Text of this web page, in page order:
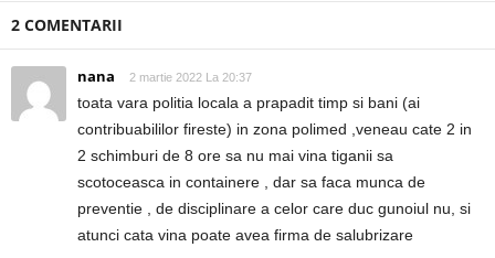
2 COMENTARII
nana 2 martie 2022 La 20:37
toata vara politia locala a prapadit timp si bani (ai
contribuabililor fireste) in zona polimed ,veneau cate 2 in
2 schimburi de 8 ore sa nu mai vina tiganii sa
scotoceasca in containere , dar sa faca munca de
preventie , de disciplinare a celor care duc gunoiul nu, si
atunci cata vina poate avea firma de salubrizare